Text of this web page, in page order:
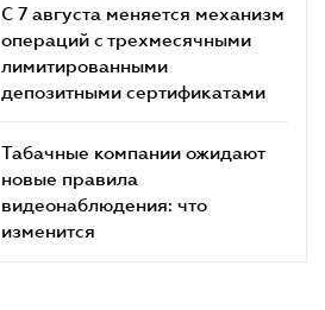
С 7 августа меняется механизм
операций с трехмесячными
лимитированными
депозитными сертификатами
Табачные компании ожидают
новые правила
видеонаблюдения: что
изменится